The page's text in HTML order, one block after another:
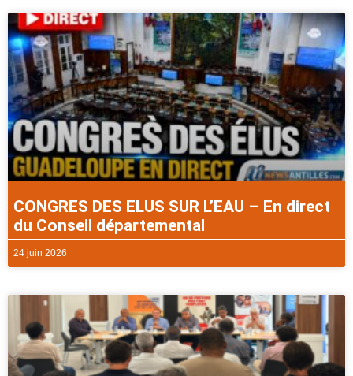
CONGRES DES ELUS SUR L’EAU – En direct
du Conseil départemental
24 juin 2026